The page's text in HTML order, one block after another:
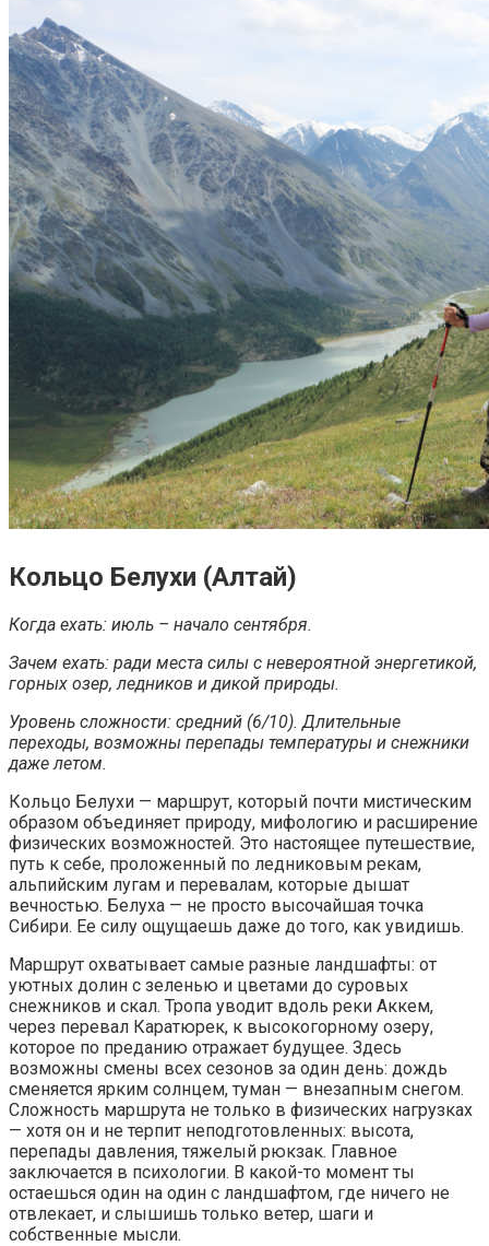
Кольцо Белухи (Алтай)
Когда ехать: июль – начало сентября.
Зачем ехать: ради места силы с невероятной энергетикой,
горных озер, ледников и дикой природы.
Уровень сложности: средний (6/10). Длительные
переходы, возможны перепады температуры и снежники
даже летом.
Кольцо Белухи — маршрут, который почти мистическим
образом объединяет природу, мифологию и расширение
физических возможностей. Это настоящее путешествие,
путь к себе, проложенный по ледниковым рекам,
альпийским лугам и перевалам, которые дышат
вечностью. Белуха — не просто высочайшая точка
Сибири. Ее силу ощущаешь даже до того, как увидишь.
Маршрут охватывает самые разные ландшафты: от
уютных долин с зеленью и цветами до суровых
снежников и скал. Тропа уводит вдоль реки Аккем,
через перевал Каратюрек, к высокогорному озеру,
которое по преданию отражает будущее. Здесь
возможны смены всех сезонов за один день: дождь
сменяется ярким солнцем, туман — внезапным снегом.
Сложность маршрута не только в физических нагрузках
— хотя он и не терпит неподготовленных: высота,
перепады давления, тяжелый рюкзак. Главное
заключается в психологии. В какой-то момент ты
остаешься один на один с ландшафтом, где ничего не
отвлекает, и слышишь только ветер, шаги и
собственные мысли.